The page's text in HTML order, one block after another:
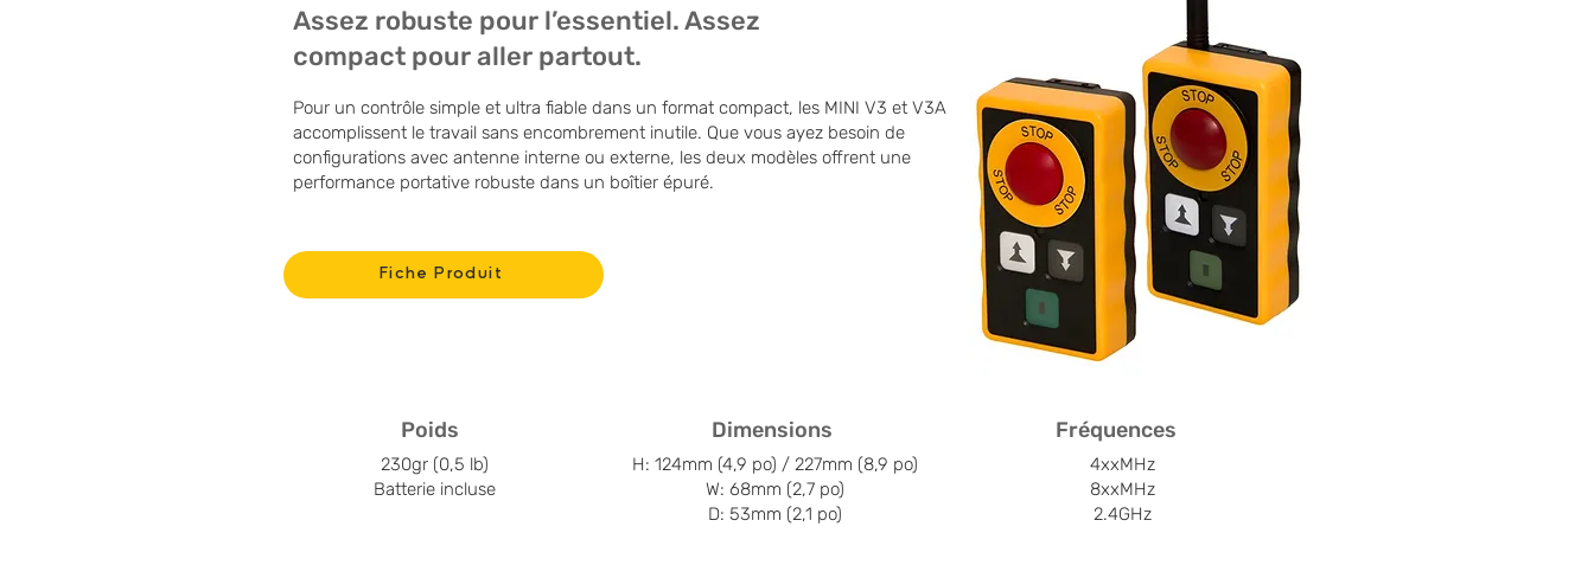
Assez robuste pour l’essentiel. Assez
compact pour aller partout.
Pour un contrôle simple et ultra fiable dans un format compact, les MINI V3 et V3A
accomplissent le travail sans encombrement inutile. Que vous ayez besoin de
configurations avec antenne interne ou externe, les deux modèles offrent une
performance portative robuste dans un boîtier épuré.
Fiche Produit
Poids
230gr (0,5 lb)
Batterie incluse
Dimensions
H: 124mm (4,9 po) / 227mm (8,9 po)
W: 68mm (2,7 po)
D: 53mm (2,1 po)
Fréquences
4xxMHz
8xxMHz
2.4GHz